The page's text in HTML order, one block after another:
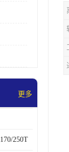
更多
250T